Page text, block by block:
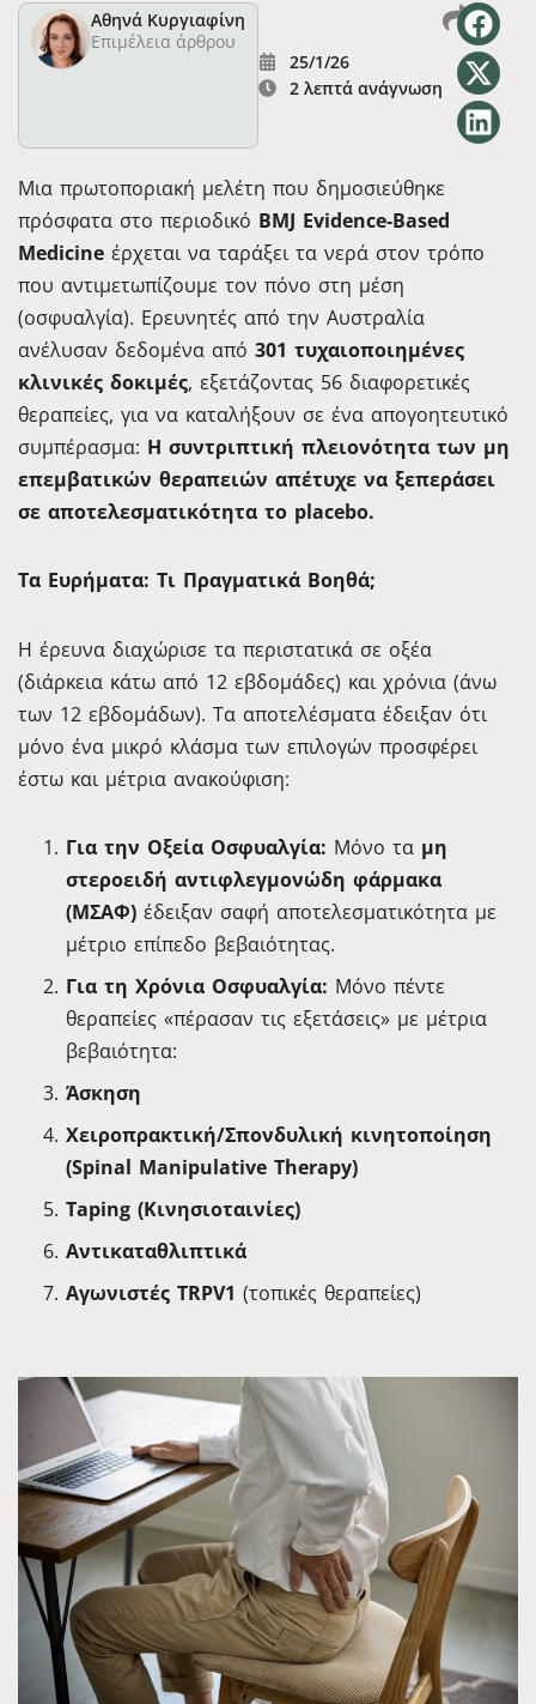
Αθηνά Κυργιαφίνη
Επιμέλεια άρθρου
25/1/26
2 λεπτά ανάγνωση
Μια πρωτοποριακή μελέτη που δημοσιεύθηκε
πρόσφατα στο περιοδικό BMJ Evidence-Based
Medicine έρχεται να ταράξει τα νερά στον τρόπο
που αντιμετωπίζουμε τον πόνο στη μέση
(οσφυαλγία). Ερευνητές από την Αυστραλία
ανέλυσαν δεδομένα από 301 τυχαιοποιημένες
κλινικές δοκιμές, εξετάζοντας 56 διαφορετικές
θεραπείες, για να καταλήξουν σε ένα απογοητευτικό
συμπέρασμα: Η συντριπτική πλειονότητα των μη
επεμβατικών θεραπειών απέτυχε να ξεπεράσει
σε αποτελεσματικότητα το placebo.
Τα Ευρήματα: Τι Πραγματικά Βοηθά;
Η έρευνα διαχώρισε τα περιστατικά σε οξέα
(διάρκεια κάτω από 12 εβδομάδες) και χρόνια (άνω
των 12 εβδομάδων). Τα αποτελέσματα έδειξαν ότι
μόνο ένα μικρό κλάσμα των επιλογών προσφέρει
έστω και μέτρια ανακούφιση:
Για την Οξεία Οσφυαλγία: Μόνο τα μη
στεροειδή αντιφλεγμονώδη φάρμακα
(ΜΣΑΦ) έδειξαν σαφή αποτελεσματικότητα με
μέτριο επίπεδο βεβαιότητας.
Για τη Χρόνια Οσφυαλγία: Μόνο πέντε
θεραπείες «πέρασαν τις εξετάσεις» με μέτρια
βεβαιότητα:
Άσκηση
Χειροπρακτική/Σπονδυλική κινητοποίηση
(Spinal Manipulative Therapy)
Taping (Κινησιοταινίες)
Αντικαταθλιπτικά
Αγωνιστές TRPV1 (τοπικές θεραπείες)